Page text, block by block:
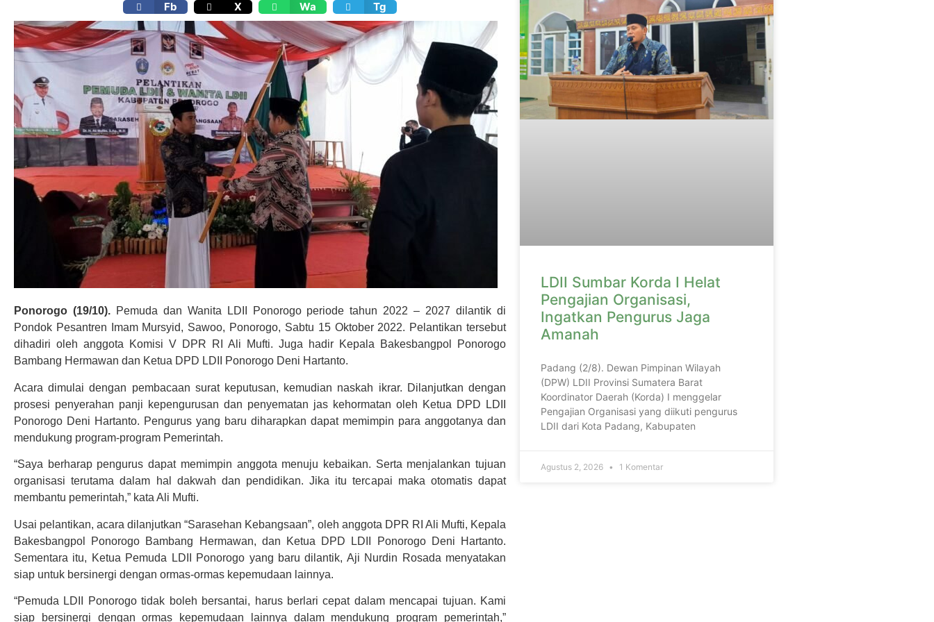
Fb X Wa Tg
Ponorogo (19/10).Pemuda dan Wanita LDII Ponorogo periode tahun 2022 – 2027 dilantik di
Pondok Pesantren Imam Mursyid, Sawoo, Ponorogo, Sabtu 15 Oktober 2022. Pelantikan tersebut
dihadiri oleh anggota Komisi V DPR RI Ali Mufti. Juga hadir Kepala Bakesbangpol Ponorogo
Bambang Hermawan dan Ketua DPD LDII Ponorogo Deni Hartanto.
Acara dimulai dengan pembacaan surat keputusan, kemudian naskah ikrar. Dilanjutkan dengan
prosesi penyerahan panji kepengurusan dan penyematan jas kehormatan oleh Ketua DPD LDII
Ponorogo Deni Hartanto. Pengurus yang baru diharapkan dapat memimpin para anggotanya dan
mendukung program-program Pemerintah.
“Saya berharap pengurus dapat memimpin anggota menuju kebaikan. Serta menjalankan tujuan
organisasi terutama dalam hal dakwah dan pendidikan. Jika itu tercapai maka otomatis dapat
membantu pemerintah,” kata Ali Mufti.
Usai pelantikan, acara dilanjutkan “Sarasehan Kebangsaan”, oleh anggota DPR RI Ali Mufti, Kepala
Bakesbangpol Ponorogo Bambang Hermawan, dan Ketua DPD LDII Ponorogo Deni Hartanto.
Sementara itu, Ketua Pemuda LDII Ponorogo yang baru dilantik, Aji Nurdin Rosada menyatakan
siap untuk bersinergi dengan ormas-ormas kepemudaan lainnya.
“Pemuda LDII Ponorogo tidak boleh bersantai, harus berlari cepat dalam mencapai tujuan. Kami
siap bersinergi dengan ormas kepemudaan lainnya dalam mendukung program pemerintah,”
LDII Sumbar Korda I Helat
Pengajian Organisasi,
Ingatkan Pengurus Jaga
Amanah
Padang (2/8). Dewan Pimpinan Wilayah
(DPW) LDII Provinsi Sumatera Barat
Koordinator Daerah (Korda) I menggelar
Pengajian Organisasi yang diikuti pengurus
LDII dari Kota Padang, Kabupaten
Agustus 2, 2026 1 Komentar